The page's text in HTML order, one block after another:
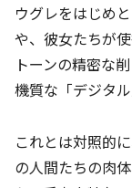
ウグレをはじめ
や、彼女たちが
トーンの精密な
機質な「デジタ
これとは対照的
の人間たちの肉